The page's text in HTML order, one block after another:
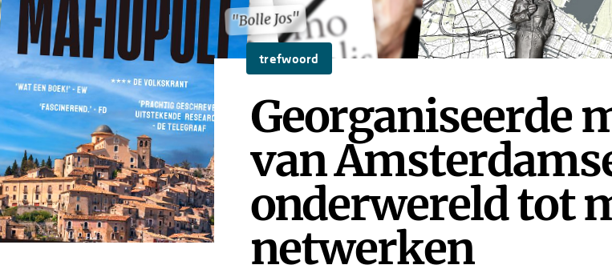
"Bolle Jos"
"Bolle Jos"
trefwoord
Georganiseerde
van
onderwereld tot
netwerken